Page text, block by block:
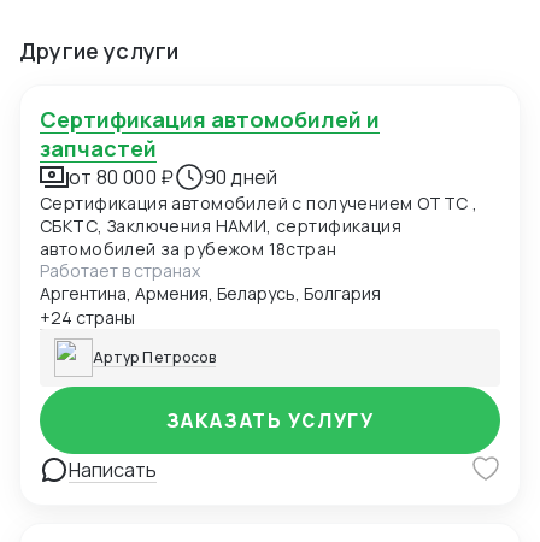
Другие услуги
Сертификация автомобилей и
запчастей
от 80 000 ₽ 90 дней
Сертификация автомобилей с получением ОТТС ,
СБКТС, Заключения НАМИ, сертификация
автомобилей за рубежом 18стран
Работает в странах
Аргентина, Армения, Беларусь, Болгария
+24 страны
Артур Петросов
Написать
ЗАКАЗАТЬ УСЛУГУ